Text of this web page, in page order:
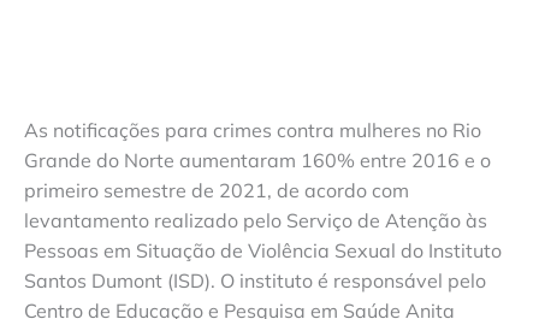
As notificações para crimes contra mulheres no Rio
Grande do Norte aumentaram 160% entre 2016 e o
primeiro semestre de 2021, de acordo com
levantamento realizado pelo Serviço de Atenção às
Pessoas em Situação de Violência Sexual do Instituto
Santos Dumont (ISD). O instituto é responsável pelo
Centro de Educação e Pesquisa em Saúde Anita